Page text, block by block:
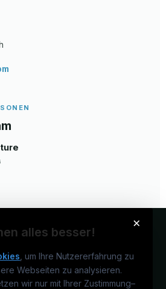
×
alles besser!
, um Ihre Nutzererfahrung zu
Webseiten zu analysieren.
wir nur mit Ihrer Zustimmung–